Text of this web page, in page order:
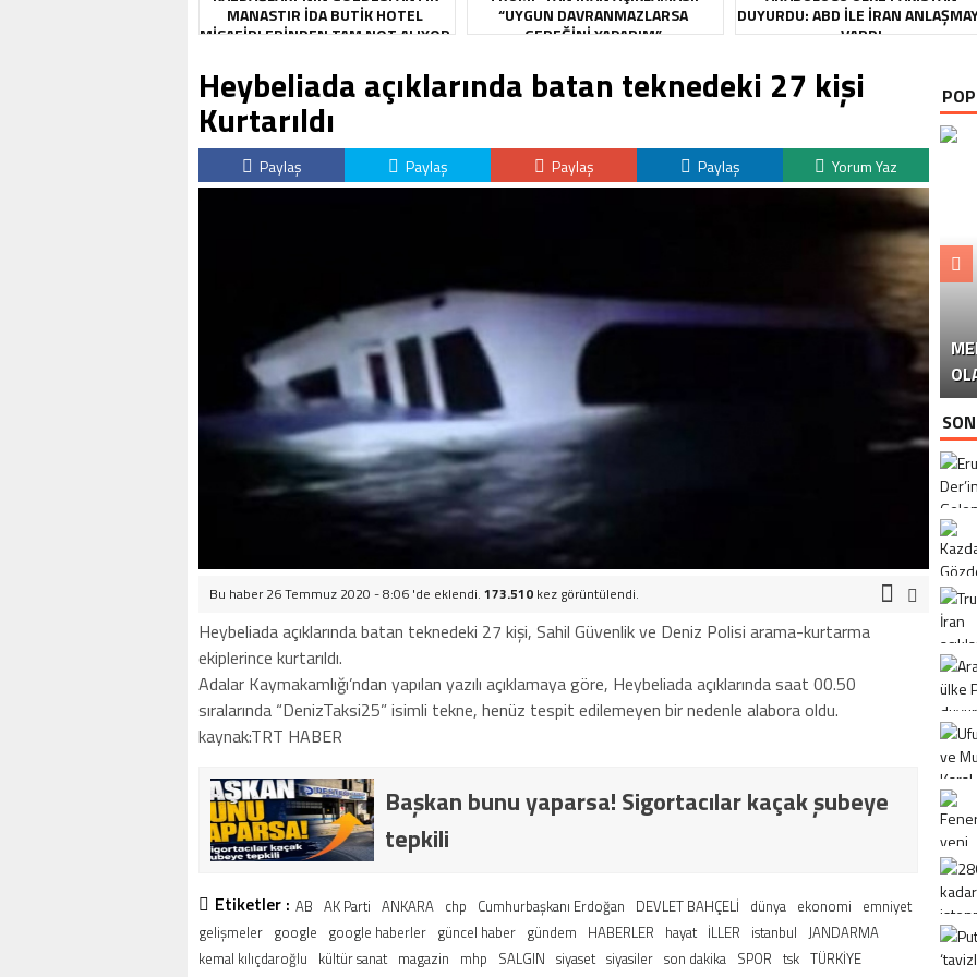
MANASTIR İDA BUTIK HOTEL
MISAFIRLERINDEN TAM NOT ALIYOR
“UYGUN DAVRANMAZLARSA
GEREĞINI YAPARIM”
DUYURDU: ABD ILE İRAN
VARDI
Heybeliada açıklarında batan teknedeki 27 kişi
Kurtarıldı
Paylaş Paylaş Paylaş Paylaş Yorum Yaz
Bu haber 26 Temmuz 2020 - 8:06 'de eklendi. 173.510 kez görüntülendi.
Heybeliada açıklarında batan teknedeki 27 kişi, Sahil Güvenlik ve Deniz Polisi arama-kurtarma
ekiplerince kurtarıldı.
Adalar Kaymakamlığı’ndan yapılan yazılı açıklamaya göre, Heybeliada açıklarında saat 00.50
sıralarında “DenizTaksi25” isimli tekne, henüz tespit edilemeyen bir nedenle alabora oldu.
kaynak:TRT HABER
Başkan bunu yaparsa! Sigortacılar kaçak şubeye
tepkili
Etiketler : AB AK Parti ANKARA chp Cumhurbaşkanı Erdoğan DEVLET BAHÇELİ dünya ekonomi emniyet
gelişmeler google google haberler güncel haber gündem HABERLER hayat İLLER istanbul JANDARMA
kemal kılıçdaroğlu kültür sanat magazin mhp SALGIN siyaset siyasiler son dakika SPOR tsk TÜRKİYE